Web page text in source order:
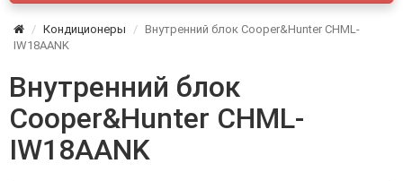
Кондиционеры
Внутренний блок Cooper&Hunter CHML-
IW18AANK
Внутренний блок
Cooper&Hunter CHML-
IW18AANK